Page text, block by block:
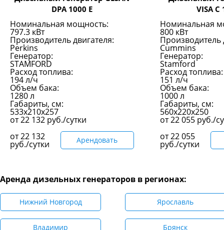
DPA 1000 E
Номинальная мощность:
797.3 кВт
Производитель двигателя:
Perkins
Генератор:
STAMFORD
Расход топлива:
194 л/ч
Объем бака:
1280 л
Габариты, см:
533x210x257
от22 132 руб./сутки
от22 132
руб./сутки Арендовать
VISA C
Номинальная
800 кВт
Производитель
Cummins
Генератор:
Stamford
Расход топлива:
151 л/ч
Объем бака:
1000 л
Габариты, см:
560х220х250
от22 055 руб./
от22 055
руб./сутки
Аренда дизельных генераторов в регионах:
Нижний Новгород Ярославль
Владимир Брянск